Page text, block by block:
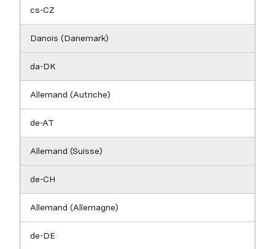
cs-CZ
Danois (Danemark)
da-DK
Allemand (Autriche)
de-AT
Allemand (Suisse)
de-CH
Allemand (Allemagne)
de-DE